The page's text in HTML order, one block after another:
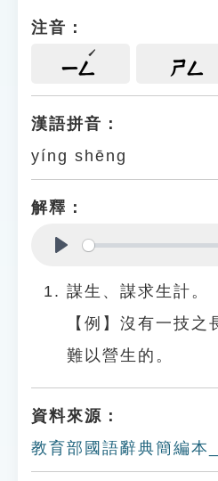
遊戲專區
貓頭鷹博士
注音：
ㄧㄥ ㄕㄥ
漢語拼音：
yíng shēng
解釋：
謀生、謀求生計。
【例】沒有一技
難以營生的。
資料來源：
教育部國語辭典簡編本